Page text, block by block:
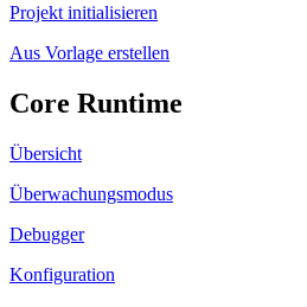
Projekt initialisieren
Aus Vorlage erstellen
Core Runtime
Übersicht
Überwachungsmodus
Debugger
Konfiguration